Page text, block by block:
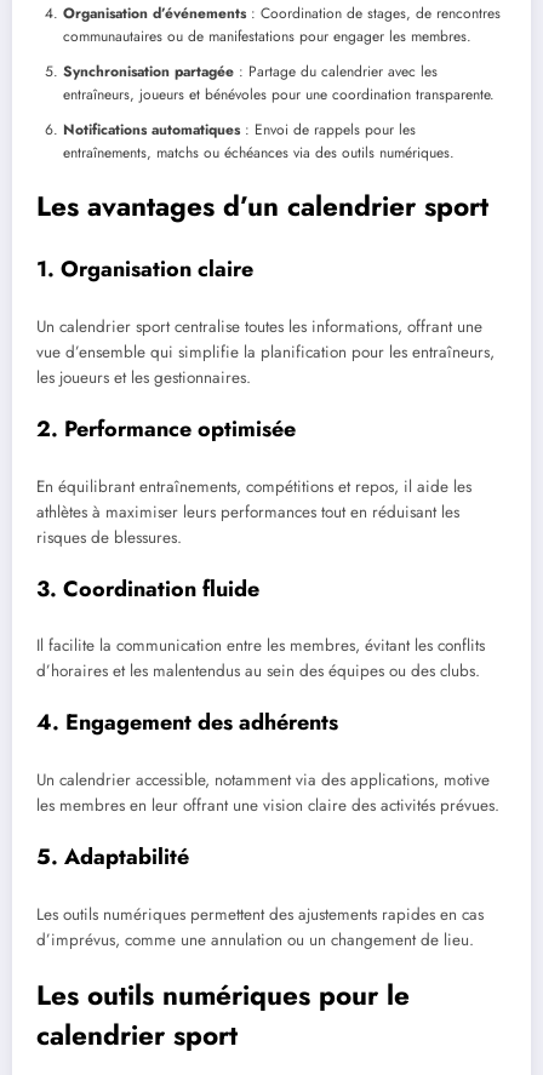
Organisation d’événements: Coordination de stages, de rencontres
communautaires ou de manifestations pour engager les membres.
Synchronisation partagée : Partage du calendrier avec les
entraîneurs, joueurs et bénévoles pour une coordination transparente.
Notifications automatiques: Envoi de rappels pour les
entraînements, matchs ou échéances via des outils numériques.
Les avantages d’un calendrier sport
1. Organisation claire
Un calendrier sport centralise toutes les informations, offrant une
vue d’ensemble qui simplifie la planification pour les entraîneurs,
les joueurs et les gestionnaires.
2. Performance optimisée
En équilibrant entraînements, compétitions et repos, il aide les
athlètes à maximiser leurs performances tout en réduisant les
risques de blessures.
3. Coordination fluide
Il facilite la communication entre les membres, évitant les conflits
d’horaires et les malentendus au sein des équipes ou des clubs.
4. Engagement des adhérents
Un calendrier accessible, notamment via des applications, motive
les membres en leur offrant une vision claire des activités prévues.
5. Adaptabilité
Les outils numériques permettent des ajustements rapides en cas
d’imprévus, comme une annulation ou un changement de lieu.
Les outils numériques pour le
calendrier sport